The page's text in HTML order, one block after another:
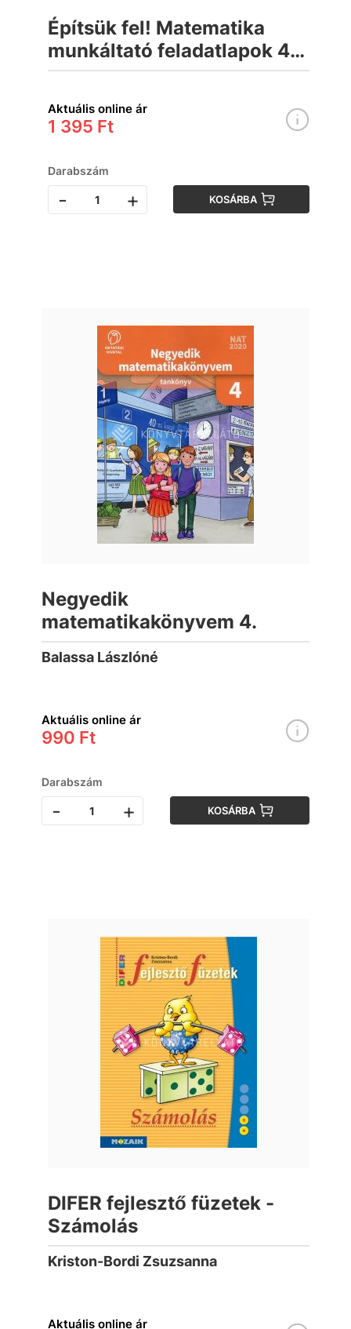
Építsük fel! Matematika
munkáltató feladatlapok 4.
osztály
Aktuális online ár
1 395 Ft
Darabszám
- + KOSÁRBA
Negyedik
matematikakönyvem 4.
Balassa Lászlóné
Aktuális online ár
990 Ft
Darabszám
- + KOSÁRBA
DIFER fejlesztő füzetek -
Számolás
Kriston-Bordi Zsuzsanna
Aktuális online ár